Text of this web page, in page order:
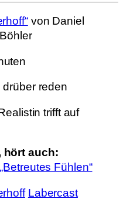
von Daniel
reden
trifft auf
hört auch:
„Betreutes Fühlen“
Labercast